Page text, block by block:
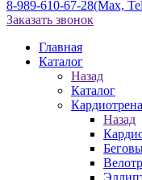
8-989-610-67-28(Max,
Заказать звонок
Главная
Каталог
Назад
Каталог
Назад